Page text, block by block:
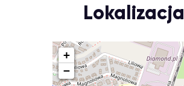
Lokalizacja
+
−